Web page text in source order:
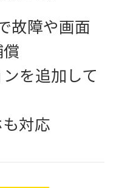
い場合がありますの
。
貨と円貨を交換する場
のお取扱いによりご
融機関等によって取扱
できません。詳しくは
や解約返戻金等のお
が上記の各種手数料と
によりご負担いただく
て取扱いが異なりま
詳しくは各金融機関の
用しており、運用実
額などの増減につな
為替の変動により、死
故障や画面
を追加して
対応